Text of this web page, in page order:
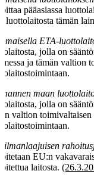
pääasiassa
luottolaitosta tämän
ETA-
jolla on
ja tämän valtion
maan
jolla on
valtion
EU:n
laitosta.